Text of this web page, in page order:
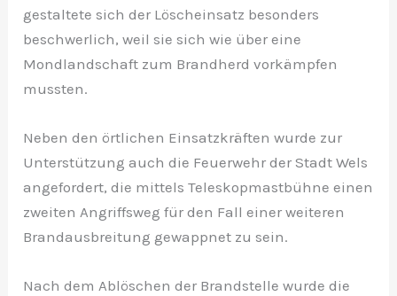
gestaltete sich der Löscheinsatz besonders
beschwerlich, weil sie sich wie über eine
Mondlandschaft zum Brandherd vorkämpfen
mussten.
Neben den örtlichen Einsatzkräften wurde zur
Unterstützung auch die Feuerwehr der Stadt Wels
angefordert, die mittels Teleskopmastbühne einen
zweiten Angriffsweg für den Fall einer weiteren
Brandausbreitung gewappnet zu sein.
Nach dem Ablöschen der Brandstelle wurde die